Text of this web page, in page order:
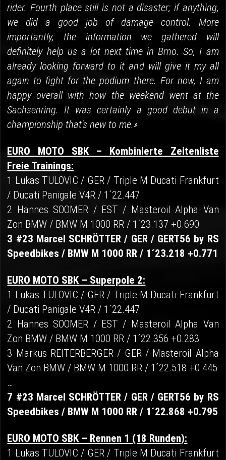
rider. Fourth place still is not a disaster; if anything,
we did a good job of damage control. More
importantly, the information we gathered will
definitely help us a lot next time in Brno. So, I am
already looking forward to it and will give it my all
again to fight for the podium there. For now, I am
happy overall with how the weekend went at the
Sachsenring. It was certainly a good debut in a
championship that's new to me.»
EURO MOTO SBK – Kombinierte Zeitenliste
Freie Trainings:
1 Lukas TULOVIC / GER / Triple M Ducati Frankfurt
/ Ducati Panigale V4R / 1´22.447
2 Hannes SOOMER / EST / Masteroil Alpha Van
Zon BMW / BMW M 1000 RR / 1´23.137 +0.690
3 #23 Marcel SCHRÖTTER / GER / GERT56 by RS
Speedbikes / BMW M 1000 RR / 1´23.218 +0.771
EURO MOTO SBK – Superpole 2:
1 Lukas TULOVIC / GER / Triple M Ducati Frankfurt
/ Ducati Panigale V4R / 1´22.447
2 Hannes SOOMER / EST / Masteroil Alpha Van
Zon BMW / BMW M 1000 RR / 1´22.356 +0.283
3 Markus REITERBERGER / GER / Masteroil Alpha
Van Zon BMW / BMW M 1000 RR / 1´22.518 +0.445
…
7 #23 Marcel SCHRÖTTER / GER / GERT56 by RS
Speedbikes / BMW M 1000 RR / 1´22.868 +0.795
EURO MOTO SBK – Rennen 1 (18 Runden):
1 Lukas TULOVIC / GER / Triple M Ducati Frankfurt